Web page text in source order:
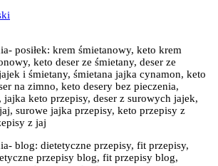
posiłek: krem śmietanowy, keto krem
keto deser ze śmietany, deser ze
i śmietany, śmietana jajka cynamon, keto
na zimno, keto desery bez pieczenia,
jajka keto przepisy, deser z surowych jajek,
surowe jajka przepisy, keto przepisy z
z jaj
blog: dietetyczne przepisy, fit przepisy,
przepisy blog, fit przepisy blog,